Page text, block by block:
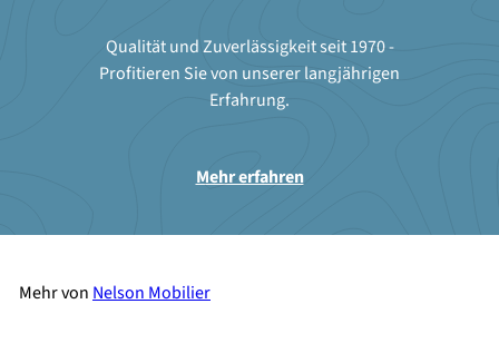
Qualität und Zuverlässigkeit seit 1970 -
Profitieren Sie von unserer langjährigen
Erfahrung.
Mehr erfahren
Mehr von Nelson Mobilier